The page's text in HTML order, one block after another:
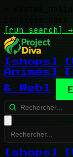
indexées
[run search] →
[shops]
Animés]
& Web]
[shops]